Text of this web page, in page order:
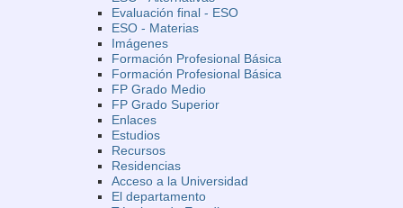
Evaluación final - ESO
ESO - Materias
Imágenes
Formación Profesional Básica
Formación Profesional Básica
FP Grado Medio
FP Grado Superior
Enlaces
Estudios
Recursos
Residencias
Acceso a la Universidad
El departamento